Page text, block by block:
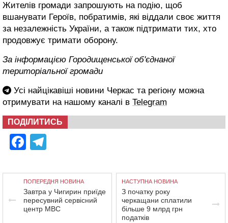
Жителів громади запрошують на подію, щоб
вшанувати Героїв, побратимів, які віддали своє життя
за незалежність України, а також підтримати тих, хто
продовжує тримати оборону.
За інформацією Городищенської об'єднаної
територіальної громади
Усі найцікавіші новини Черкас та регіону можна
отримувати на нашому каналі в Telegram
ПОДІЛИТИСЬ
Facebook
ПОПЕРЕДНЯ НОВИНА
Завтра у Чигирин приїде
пересувний сервісний
центр МВС
НАСТУПНА НОВИНА
З початку року
черкащани сплатили
більше 9 млрд грн
податків